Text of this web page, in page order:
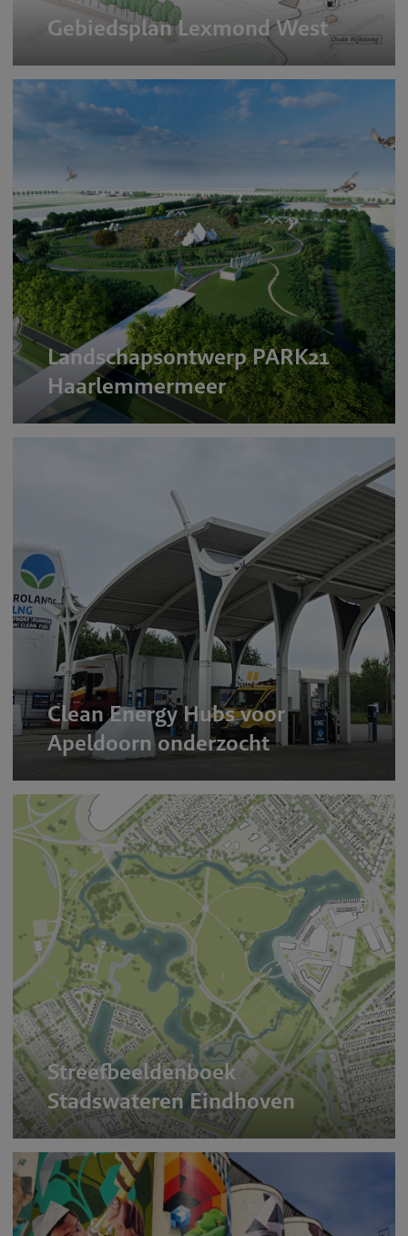
Gebiedsplan Lexmond West
Landschapsontwerp PARK21
Haarlemmermeer
Clean Energy Hubs voor
Apeldoorn onderzocht
Streefbeeldenboek
Stadswateren Eindhoven